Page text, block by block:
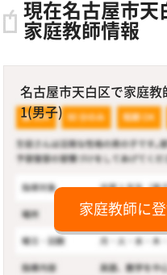
現在名古屋市天
家庭教師情報
名古屋市天白区で家庭
1(男子)
家庭教師に